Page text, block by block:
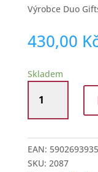
Výrobce Duo
430,00
Skladem
velký
Malovaný
množství
EAN:
SKU: 2087